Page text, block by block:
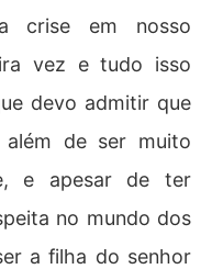
crise em nosso
vez e tudo isso
devo admitir que
além de ser muito
e apesar de ter
no mundo dos
a filha do senhor